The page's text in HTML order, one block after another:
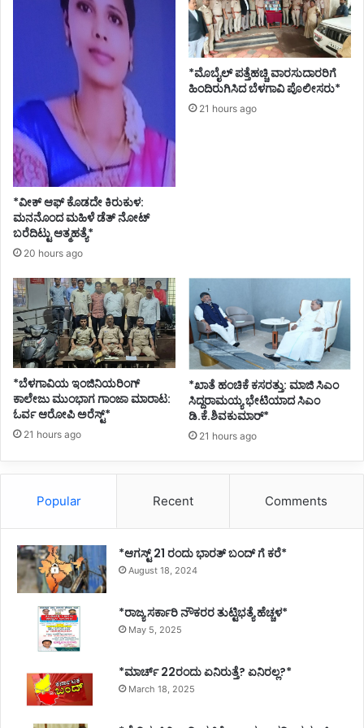
ಗ
ಳ
ಪ್
ರ
ದ
ರ್
ಶ
ನ
ಣ
-
ಸ
ಚಿ
ವ
ಆ
ರ
ಗ
ಜ್
ಞಾ
ದ್
ರ
*ವೀಕ್ ಆಫ್ ಕೊಡದೇ ಕಿರುಕುಳ:
ಮನನೊಂದ ಮಹಿಳೆ ಡೆತ್ ನೋಟ್
ಬರೆದಿಟ್ಟು ಆತ್ಮಹತ್ಯೆ*
20 hours ago
*ಮೊಬೈಲ್ ಪತ್ತೆಹಚ್ಚಿ ವಾರಸುದಾರರಿಗೆ
ಹಿಂದಿರುಗಿಸಿದ ಬೆಳಗಾವಿ ಪೊಲೀಸರು*
21 hours ago
*ಬೆಳಗಾವಿಯ ಇಂಜಿನಿಯರಿಂಗ್‌
ಕಾಲೇಜು ಮುಂಭಾಗ ಗಾಂಜಾ ಮಾರಾಟ:
ಓರ್ವ ಆರೋಪಿ ಅರೆಸ್ಟ್*
21 hours ago
*ಖಾತೆ ಹಂಚಿಕೆ ಕಸರತ್ತು: ಮಾಜಿ ಸಿಎಂ
ಸಿದ್ದರಾಮಯ್ಯ ಭೇಟಿಯಾದ ಸಿಎಂ
ಡಿ.ಕೆ.ಶಿವಕುಮಾರ್*
21 hours ago
Popular Recent Comments
*ಆಗಸ್ಟ್ 21 ರಂದು ಭಾರತ್‌ ಬಂದ್‌ ಗೆ ಕರೆ*
August 18, 2024
*ರಾಜ್ಯ ಸರ್ಕಾರಿ ನೌಕರರ ತುಟ್ಟಿಭತ್ಯೆ ಹೆಚ್ಚಳ*
May 5, 2025
*ಮಾರ್ಚ್ 22ರಂದು ಏನಿರುತ್ತೆ? ಏನಿರಲ್ಲ?*
March 18, 2025